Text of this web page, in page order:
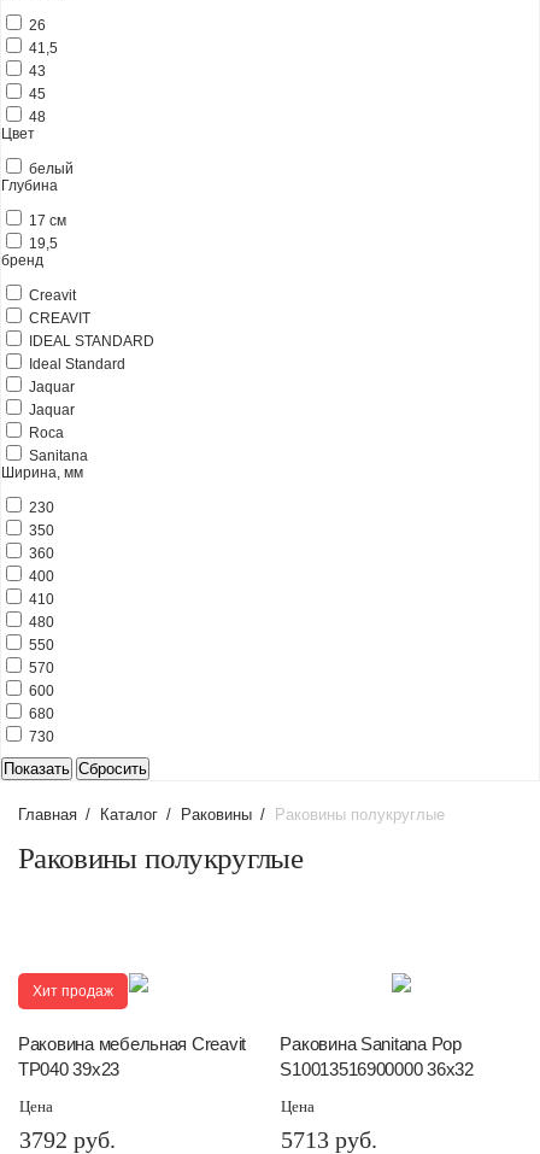
26
41,5
43
45
48
Цвет
белый
Глубина
17 см
19,5
бренд
Creavit
CREAVIT
IDEAL STANDARD
Ideal Standard
Jaquar
Jaquar
Roca
Sanitana
Ширина, мм
230
350
360
400
410
480
550
570
600
680
730
Главная / Каталог / Раковины / Раковины полукруглые
Раковины полукруглые
Хит продаж
Раковина мебельная Creavit
TP040 39х23
Цена
3792 руб.
Раковина Sanitana Pop
S10013516900000 36х32
Цена
5713 руб.